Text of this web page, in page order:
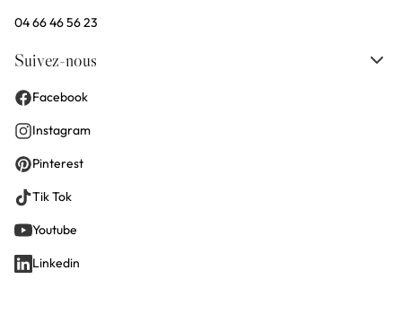
04 66 46 56 23
Suivez-nous
Facebook
Instagram
Pinterest
Tik Tok
Youtube
Linkedin